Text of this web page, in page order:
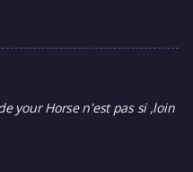
your Horse n'est pas si ,loin